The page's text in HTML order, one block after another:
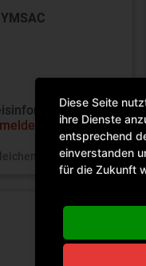
bitte
Merken
Diese Seite
ihre Dienste
entsprechend
einverstanden
für die Zukunft